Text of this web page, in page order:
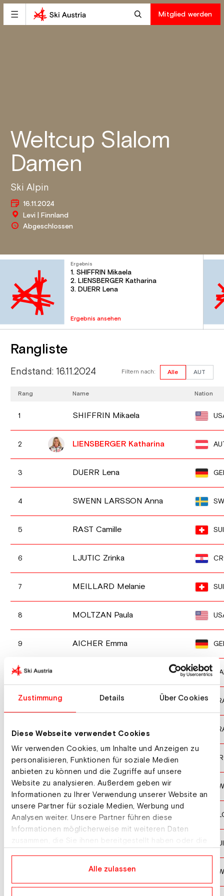
Zustimmung Details Über Cookies
Diese Webseite verwendet Cookies
Wir verwenden Cookies, um Inhalte und Anzeigen zu
personalisieren, Funktionen für soziale Medien
anbieten zu können und die Zugriffe auf unsere
Website zu analysieren. Außerdem geben wir
Informationen zu Ihrer Verwendung unserer Website an
unsere Partner für soziale Medien, Werbung und
Analysen weiter. Unsere Partner führen diese
Informationen möglicherweise mit weiteren Daten
zusammen, die Sie ihnen bereitgestellt haben oder die
Alle zulassen
Mitglied werden
Weltcup Slalom
Damen
Ski Alpin
16.11.2024
Levi | Finnland
Abgeschlossen
Ergebnis
1. SHIFFRIN Mikaela
2. LIENSBERGER Katharina
3. DUERR Lena
Ergebnis ansehen
Rangliste
Endstand: 16.11.2024 Filtern nach: Alle AUT
Rang Name Nation
1 SHIFFRIN Mikaela
2 LIENSBERGER Katharina
3 DUERR Lena
4 SWENN LARSSON Anna
5 RAST Camille SUI
6 LJUTIC Zrinka
7 MEILLARD Melanie SUI
8 MOLTZAN Paula
9 AICHER Emma
10
11 LAMURE Marie
12 BRECHE Clarisse
13 POPOVIC Leona
14 ARONSSON ELFMAN Hanna
15 DVORNIK Neja
SUI
OEHLUND Cornelia